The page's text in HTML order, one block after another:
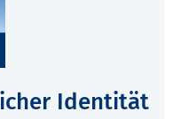
Identität